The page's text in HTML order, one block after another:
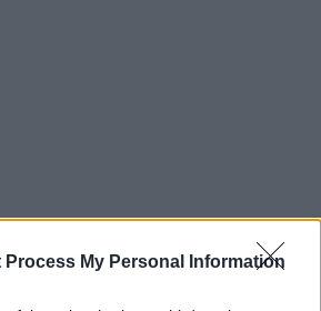
Process My Personal Information